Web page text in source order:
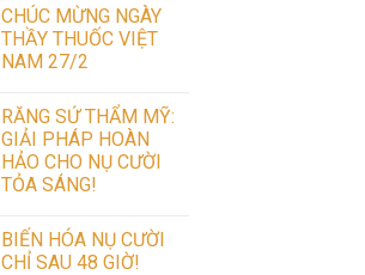
CHÚC MỪNG NGÀY
THẦY THUỐC VIỆT
NAM 27/2
RĂNG SỨ THẨM MỸ:
GIẢI PHÁP HOÀN
HẢO CHO NỤ CƯỜI
TỎA SÁNG!
BIẾN HÓA NỤ CƯỜI
CHỈ SAU 48 GIỜ!